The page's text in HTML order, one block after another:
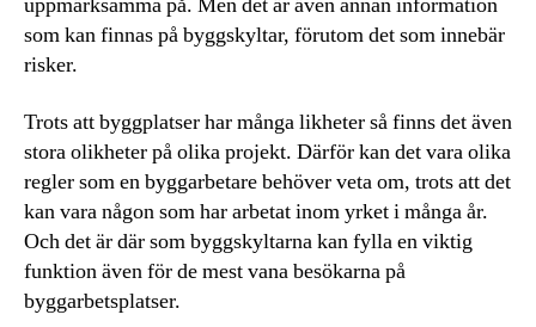
som kan finnas på byggskyltar, förutom det som innebär
risker.
Trots att byggplatser har många likheter så finns det även
stora olikheter på olika projekt. Därför kan det vara olika
regler som en byggarbetare behöver veta om, trots att det
kan vara någon som har arbetat inom yrket i många år.
Och det är där som byggskyltarna kan fylla en viktig
funktion även för de mest vana besökarna på
byggarbetsplatser.